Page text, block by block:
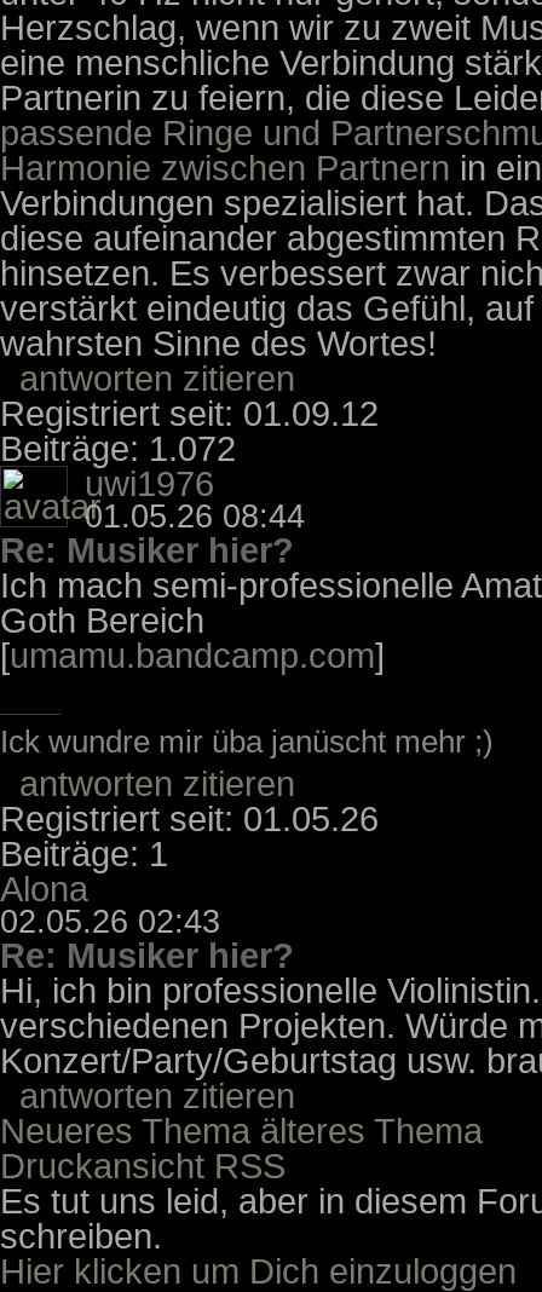
Herzschlag, wenn wir zu zweit
eine menschliche Verbindung
Partnerin zu feiern, die diese
passende Ringe und
Harmonie zwischen Partnern in
Verbindungen spezialisiert hat.
diese aufeinander abgestimmten
hinsetzen. Es verbessert zwar
verstärkt eindeutig das Gefühl,
wahrsten Sinne des Wortes!
antworten zitieren
Registriert seit: 01.09.12
Beiträge: 1.072
uwi1976
01.05.26 08:44
Re: Musiker hier?
Ich mach semi-professionelle
Goth Bereich
[umamu.bandcamp.com]
Ick wundre mir üba janüscht mehr ;)
antworten zitieren
Registriert seit: 01.05.26
Beiträge: 1
Alona
02.05.26 02:43
Re: Musiker hier?
Hi, ich bin professionelle
verschiedenen Projekten. Würde
Konzert/Party/Geburtstag usw.
antworten zitieren
Neueres Thema älteres Thema
Druckansicht RSS
Es tut uns leid, aber in diesem
schreiben.
Hier klicken um Dich einzuloggen